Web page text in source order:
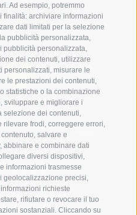
Ad esempio, potremmo
finalità: archiviare informazioni
dati limitati per la selezione
pubblicità personalizzata,
personalizzata,
dei contenuti, utilizzare
personalizzati, misurare le
le prestazioni dei contenuti,
statistiche o la combinazione
sviluppare e migliorare i
dei contenuti,
frodi, correggere errori,
salvare e
abbinare e combinare dati
diversi dispositivi,
informazioni trasmesse
precisi,
richieste
rifiutare o revocare il tuo
sostanziali. Cliccando su
910070
Via Bolzano 6
Versciaco
- Alto Adige